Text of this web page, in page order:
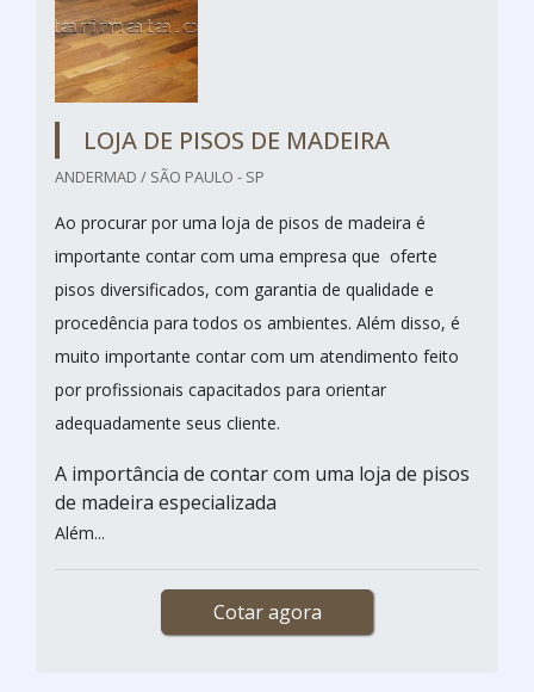
LOJA DE PISOS DE MADEIRA
ANDERMAD / SÃO PAULO - SP
Ao procurar por uma loja de pisos de madeira é
importante contar com uma empresa que oferte
pisos diversificados, com garantia de qualidade e
procedência para todos os ambientes. Além disso, é
muito importante contar com um atendimento feito
por profissionais capacitados para orientar
adequadamente seus cliente.
A importância de contar com uma loja de pisos
de madeira especializada
Além...
Cotar agora